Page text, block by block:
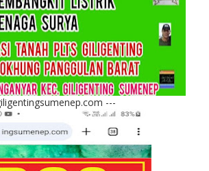
---